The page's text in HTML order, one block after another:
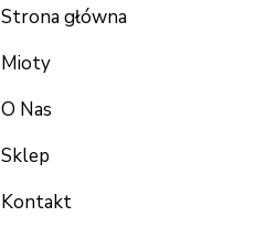
Strona główna
Mioty
O Nas
Sklep
Kontakt